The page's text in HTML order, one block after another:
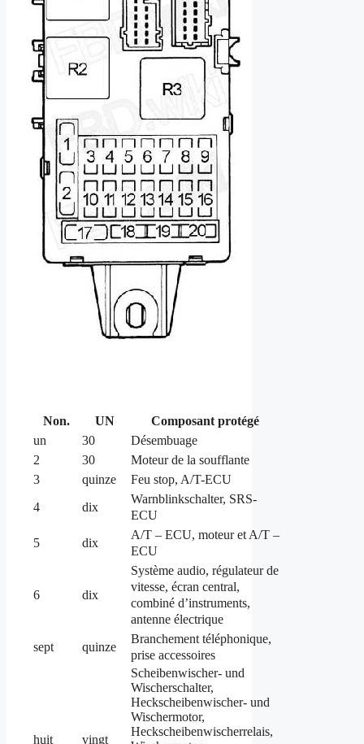
Non. UN
Composant protégé
un
30
Désembuage
2
30
Moteur de la soufflante
3
quinze
Feu stop, A/T-ECU
4
dix
Warnblinkschalter, SRS-
ECU
5 dix
A/T – ECU, moteur et A/T –
ECU
6 dix
Système audio, régulateur de
vitesse, écran central,
combiné d’instruments,
antenne électrique
sept quinze
Branchement téléphonique,
prise accessoires
huit vingt
Scheibenwischer- und
Wischerschalter,
Heckscheibenwischer- und
Wischermotor,
Heckscheibenwischerrelais,